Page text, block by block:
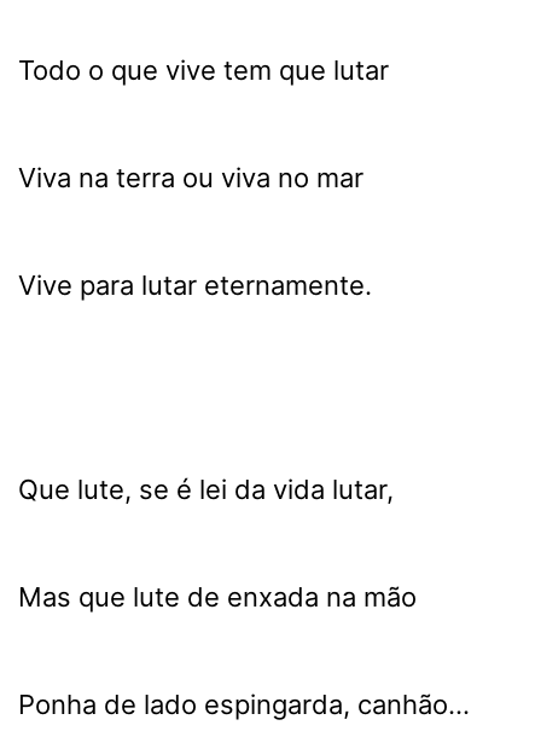
Todo o que vive tem que lutar
Viva na terra ou viva no mar
Vive para lutar eternamente.
Que lute, se é lei da vida lutar,
Mas que lute de enxada na mão
Ponha de lado espingarda, canhão...